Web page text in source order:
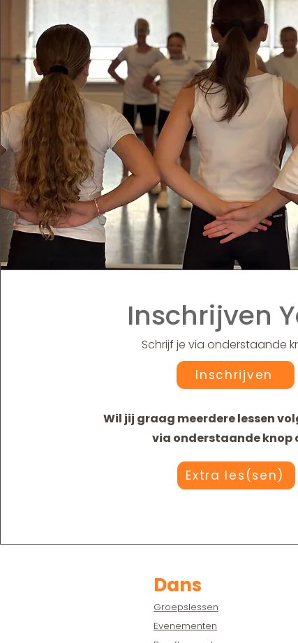
Inschrijven
Schrijf je via onderstaande
Inschrijven
Wil jij graag meerdere lessen
via onderstaande knop
Extra les(sen)
Dans
Groepslessen
Evenementen